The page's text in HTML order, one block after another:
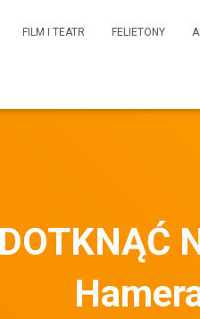
FILM I TEATR FELIETONY